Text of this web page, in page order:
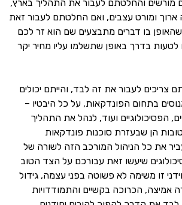
מורשים והחלטתם לעבור את התהליך בארץ,
ארוך ומורט עצבים, ואם החלטתם לעבור זאת
שהאופן בו דברים מתבצעים שם הוא זר לכם
לטעות בדרך באופן שתשלמו עליו מחיר יקר
צריכים לעבור את זה לבד, והייתם יכולים
בתחום הפונדקאות, על כל היבטיו –
הפסיכולוגיים ועוד, לנהל את התהליך
הן שבעזרת סוכנות פונדקאות
את כל הניהול המורכב הזה לשורה של
שיעשו זאת עבורכם על הצד הטוב
זו משימה לא פשוטה בפני עצמה, גידול
אמיצה, הכרוכה בקשיים והתמודדויות